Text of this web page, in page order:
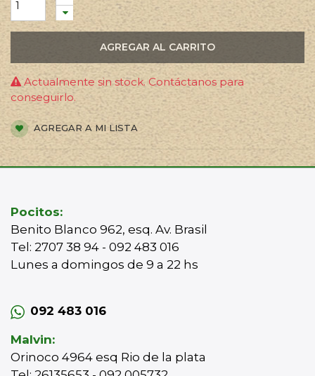
AGREGAR AL CARRITO
Actualmente sin stock. Contáctanos para
conseguirlo.
AGREGAR A MI LISTA
Pocitos:
Benito Blanco 962, esq. Av. Brasil
Tel: 2707 38 94 - 092 483 016
Lunes a domingos de 9 a 22 hs
092 483 016
Malvin:
Orinoco 4964 esq Rio de la plata